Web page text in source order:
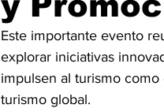
Este importante evento
explorar iniciativas
impulsen al turismo
turismo global.